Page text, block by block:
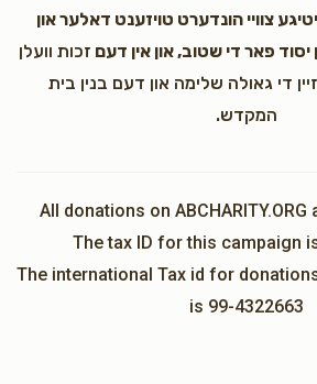
צוויי הונדערט טויזענט דאלער און
פאר די שטוב, און אין דעם זכות וועלן
די גאולה שלימה און דעם בנין בית
המקדש.
All donations on
The tax ID for this campaign
The international Tax id for
is 99-4322663